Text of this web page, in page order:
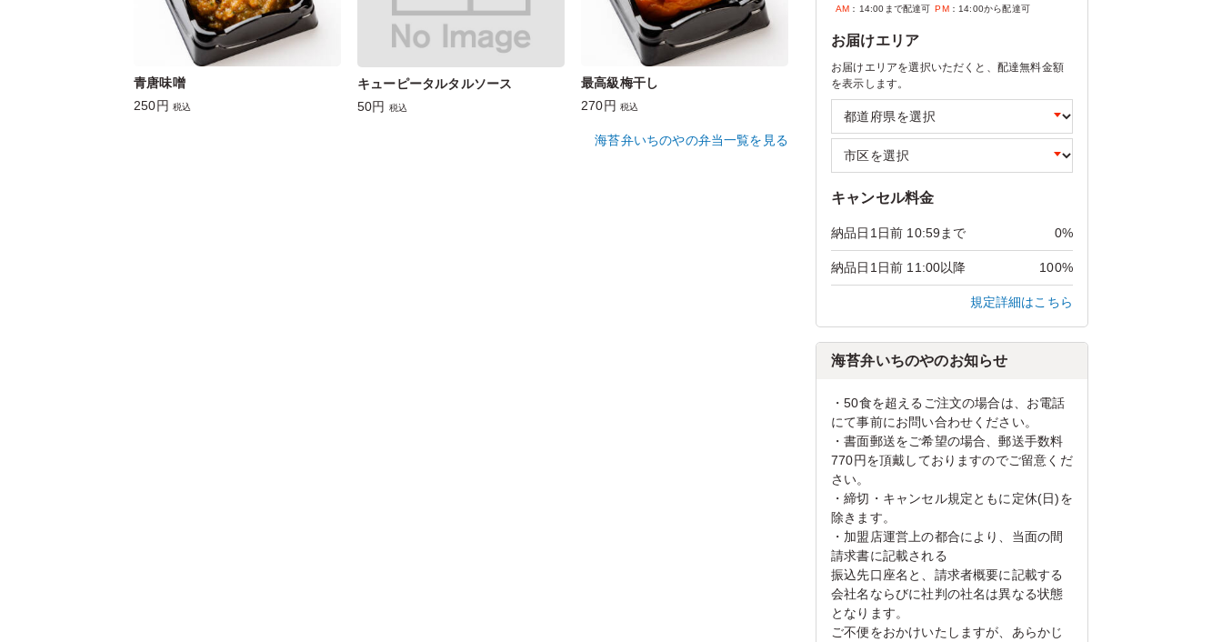
青唐味噌
250円 税込
キューピータルタルソース
50円 税込
最高級梅干し
270円 税込
海苔弁いちのやの弁当一覧を見る
AM ：14:00まで配達可 PM：14:00から配達可
お届けエリア
お届けエリアを選択いただくと、配達無料金額
を表示します。
キャンセル料金
納品日1日前 10:59まで 0%
納品日1日前 11:00以降 100%
規定詳細はこちら
海苔弁いちのやのお知らせ
・50食を超えるご注文の場合は、お電話
にて事前にお問い合わせください。
・書面郵送をご希望の場合、郵送手数料
770円を頂戴しておりますのでご留意くだ
さい。
・締切・キャンセル規定ともに定休(日)を
除きます。
・加盟店運営上の都合により、当面の間
請求書に記載される
振込先口座名と、請求者概要に記載する
会社名ならびに社判の社名は異なる状態
となります。
ご不便をおかけいたしますが、あらかじ